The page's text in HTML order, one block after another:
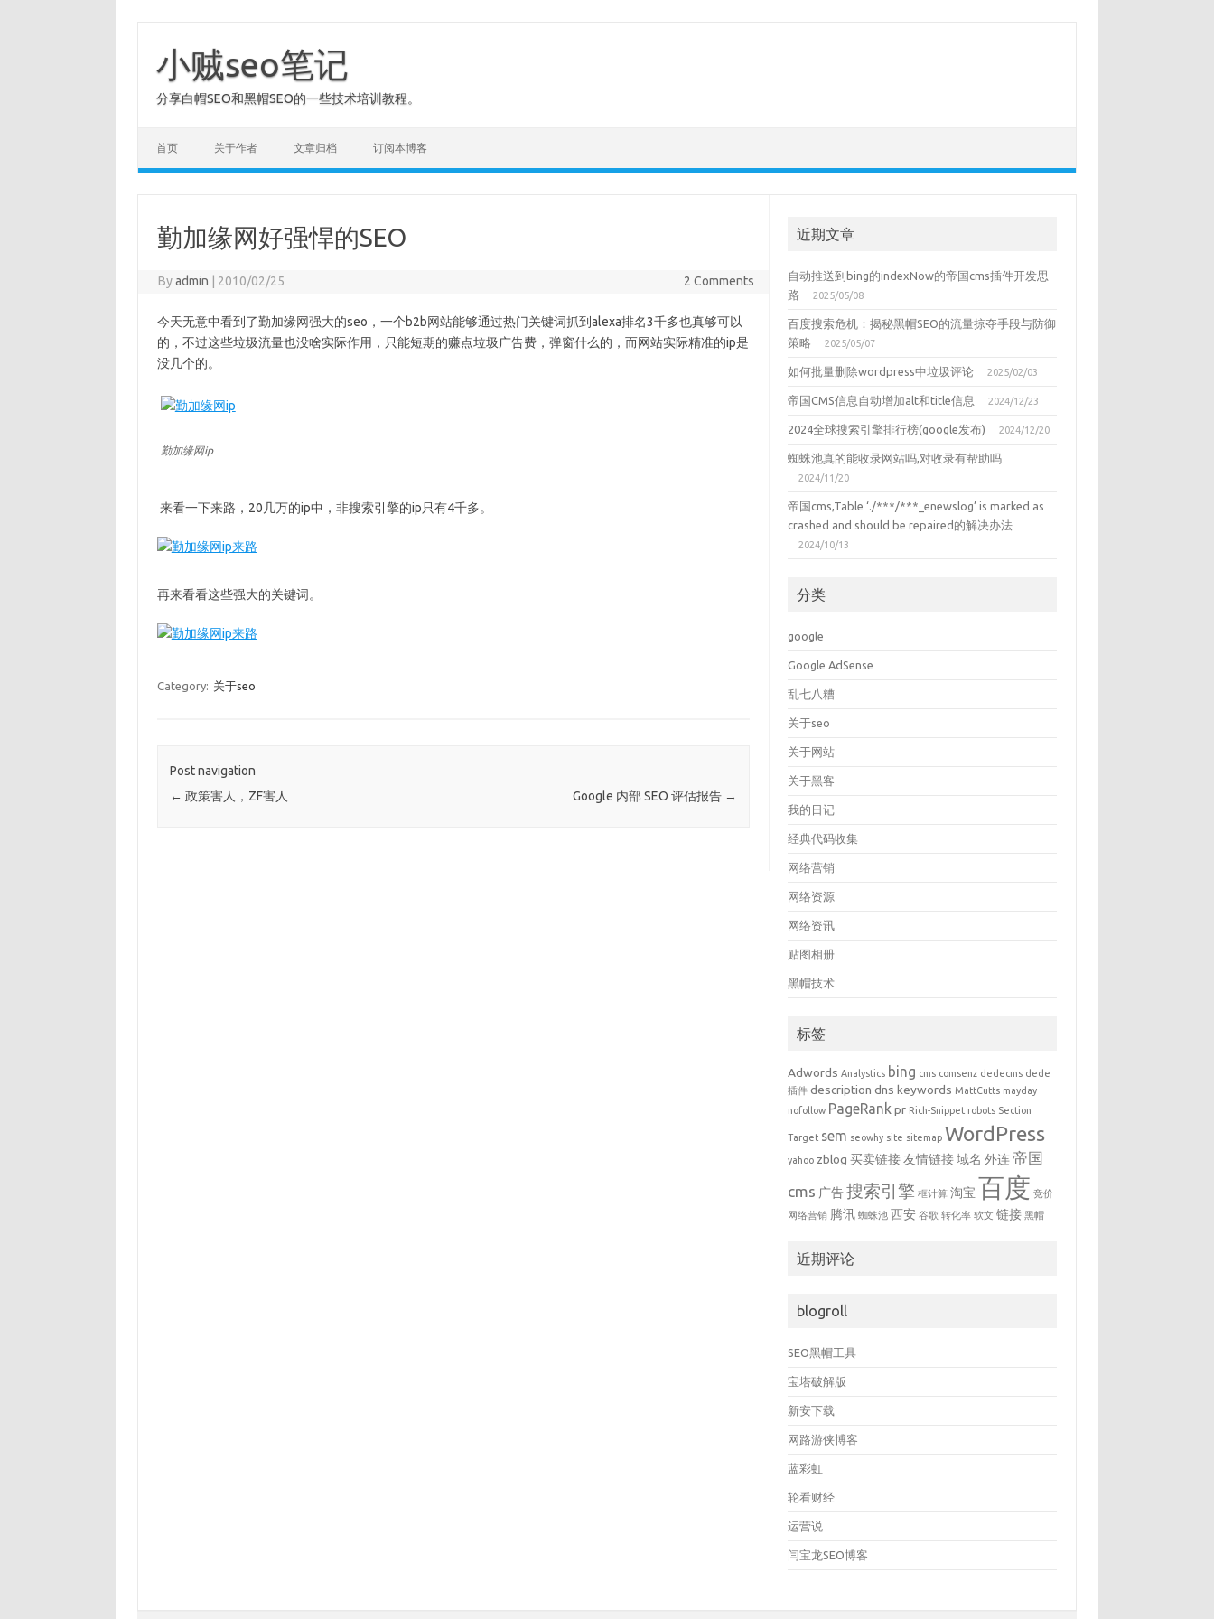
content
小贼seo笔记
分享白帽SEO和黑帽SEO的一些技术培训教程。
首页 关于作者 文章归档 订阅本博客
勤加缘网好强悍的SEO
Byadmin 2010/02/25 2 Comments
今天无意中看到了勤加缘网强大的seo，一个b2b网站能够通过热门关键词抓到alexa排名3千多也真够可以
的，不过这些垃圾流量也没啥实际作用，只能短期的赚点垃圾广告费，弹窗什么的，而网站实际精准的ip是
没几个的。
勤加缘网ip
来看一下来路，20几万的ip中，非搜索引擎的ip只有4千多。
再来看看这些强大的关键词。
Category: 关于seo
Post navigation
← 政策害人，ZF害人 Google 内部 SEO 评估报告 →
近期文章
自动推送到bing的indexNow的帝国cms插件开发思
路
2025/05/08
百度搜索危机：揭秘黑帽SEO的流量掠夺手段与防御
策略
2025/05/07
如何批量删除wordpress中垃圾评论 2025/02/03
帝国CMS信息自动增加alt和title信息 2024/12/23
2024全球搜索引擎排行榜(google发布) 2024/12/20
蜘蛛池真的能收录网站吗,对收录有帮助吗
2024/11/20
帝国cms,Table ‘./***/***_enewslog’ is marked as
crashed and should be repaired的解决办法
2024/10/13
分类
google
Google AdSense
乱七八糟
关于seo
关于网站
关于黑客
我的日记
经典代码收集
网络营销
网络资源
网络资讯
贴图相册
黑帽技术
标签
Adwords Analystics bing cms comsenz dedecms dede
插件 description dns keywords MattCutts mayday
nofollow PageRank pr Rich-Snippet robots Section
Target sem seowhy site sitemap WordPress
yahoo zblog 买卖链接 友情链接 域名 外连 帝国
cms 广告 搜索引擎 框计算 淘宝 百度 竞价
网络营销 腾讯 蜘蛛池 西安 谷歌 转化率 软文 链接 黑帽
近期评论
blogroll
SEO黑帽工具
宝塔破解版
新安下载
网路游侠博客
蓝彩虹
轮看财经
运营说
闫宝龙SEO博客